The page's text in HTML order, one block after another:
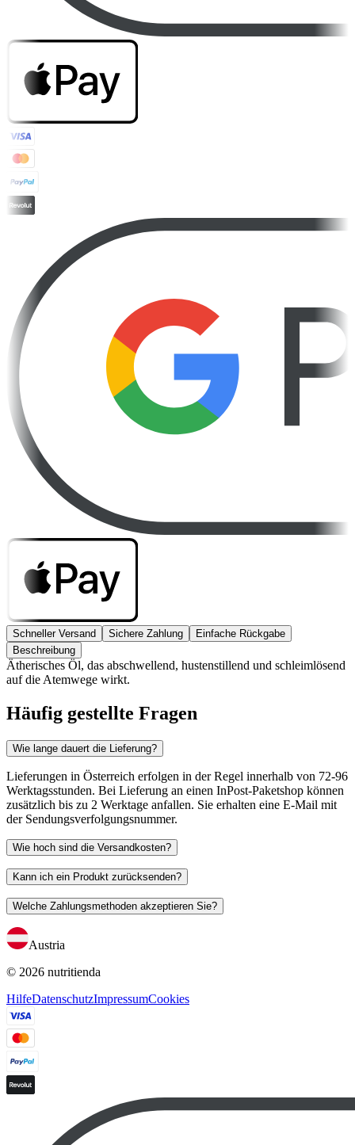
Schneller Versand Sichere Zahlung
Einfache Rückgabe
Beschreibung
Ätherisches Öl, das abschwellend, hustenstillend und schleimlösend
auf die Atemwege wirkt.
Häufig gestellte Fragen
Wie lange dauert die Lieferung?
Lieferungen in Österreich erfolgen in der Regel innerhalb von 72-96
Werktagsstunden. Bei Lieferung an einen InPost-Paketshop können
zusätzlich bis zu 2 Werktage anfallen. Sie erhalten eine E-Mail mit
der Sendungsverfolgungsnummer.
Wie hoch sind die Versandkosten?
Kann ich ein Produkt zurücksenden?
Welche Zahlungsmethoden akzeptieren Sie?
Austria
© 2026 nutritienda
HilfeDatenschutzImpressumCookies